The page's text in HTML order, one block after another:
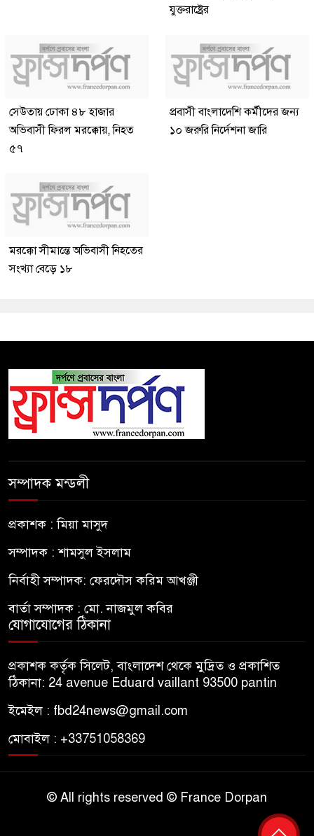
যুক্তরাষ্ট্রের
সেউতায় ঢোকা ৪৮ হাজার
অভিবাসী ফিরল মরক্কোয়, নিহত
৫৭
প্রবাসী বাংলাদেশি কর্মীদের জন্য
১০ জরুরি নির্দেশনা জারি
মরক্কো সীমান্তে অভিবাসী নিহতের
সংখ্যা বেড়ে ১৮
সম্পাদক মন্ডলী
প্রকাশক : মিয়া মাসুদ
সম্পাদক : শামসুল ইসলাম
নির্বাহী সম্পাদক: ফেরদৌস করিম আখঞ্জী
বার্তা সম্পাদক : মো. নাজমুল কবির
যোগাযোগের ঠিকানা
প্রকাশক কর্তৃক সিলেট, বাংলাদেশ থেকে মুদ্রিত ও প্রকাশিত
ঠিকানা: 24 avenue Eduard vaillant 93500 pantin
ইমেইল : fbd24news@gmail.com
মোবাইল : +33751058369
© All rights reserved © France Dorpan